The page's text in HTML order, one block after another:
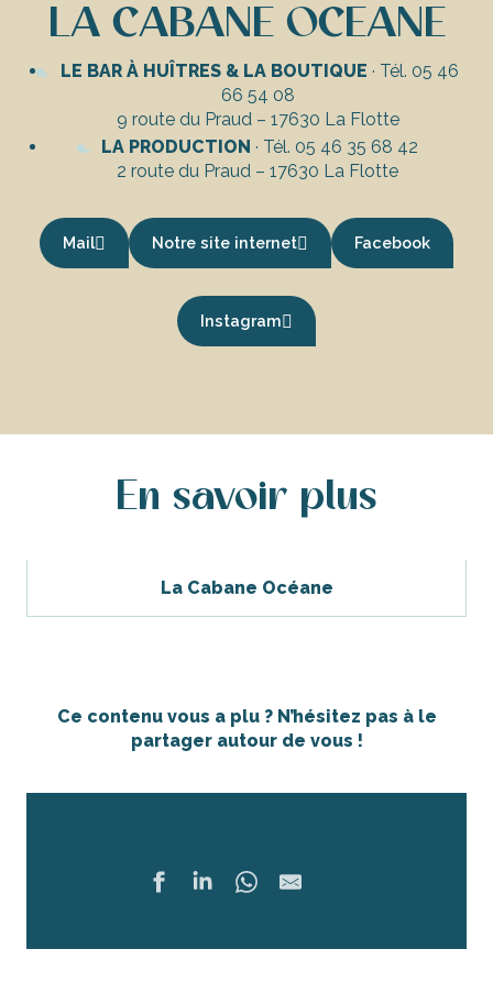
LA CABANE OCEANE
LE BAR À HUÎTRES & LA BOUTIQUE · Tél. 05 46
66 54 08
9 route du Praud – 17630 La Flotte
LA PRODUCTION · Tél. 05 46 35 68 42
2 route du Praud – 17630 La Flotte
Mail Notre site internet Facebook
Instagram
En savoir plus
La Cabane Océane
Ce contenu vous a plu ? N’hésitez pas à le
partager autour de vous !